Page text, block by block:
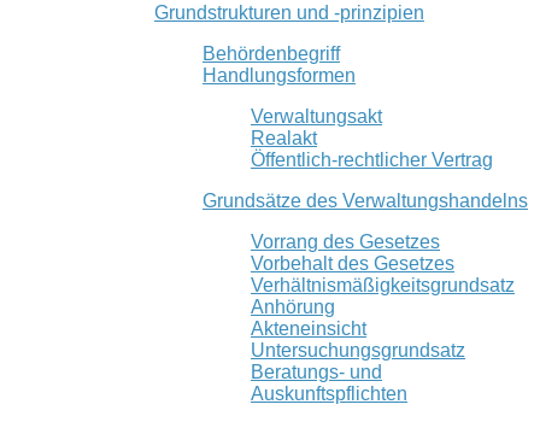
Grundstrukturen und -prinzipien
Behördenbegriff
Handlungsformen
Verwaltungsakt
Realakt
Öffentlich-rechtlicher Vertrag
Grundsätze des Verwaltungshandelns
Vorrang des Gesetzes
Vorbehalt des Gesetzes
Verhältnismäßigkeitsgrundsatz
Anhörung
Akteneinsicht
Untersuchungsgrundsatz
Beratungs- und
Auskunftspflichten